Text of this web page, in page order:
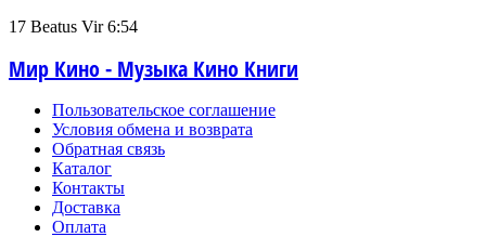
17 Beatus Vir 6:54
Мир Кино - Музыка Кино Книги
Пользовательское соглашение
Условия обмена и возврата
Обратная связь
Каталог
Контакты
Доставка
Оплата